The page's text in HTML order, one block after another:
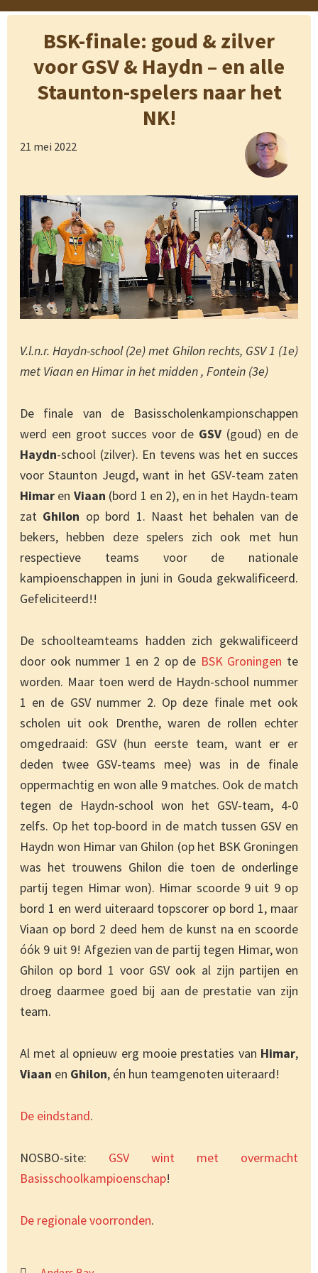
BSK-finale: goud & zilver
voor GSV & Haydn – en alle
Staunton-spelers naar het
NK!
21 mei 2022
V.l.n.r. Haydn-school (2e) met Ghilon rechts, GSV 1 (1e)
met Viaan en Himar in het midden , Fontein (3e)
De finale van de Basisscholenkampionschappen
werd een groot succes voor de GSV (goud) en de
Haydn-school (zilver). En tevens was het en succes
voor Staunton Jeugd, want in het GSV-team zaten
Himar en Viaan (bord 1 en 2), en in het Haydn-team
zat Ghilon op bord 1. Naast het behalen van de
bekers, hebben deze spelers zich ook met hun
respectieve teams voor de nationale
kampioenschappen in juni in Gouda gekwalificeerd.
Gefeliciteerd!!
De schoolteamteams hadden zich gekwalificeerd
door ook nummer 1 en 2 op de BSK Groningen te
worden. Maar toen werd de Haydn-school nummer
1 en de GSV nummer 2. Op deze finale met ook
scholen uit ook Drenthe, waren de rollen echter
omgedraaid: GSV (hun eerste team, want er er
deden twee GSV-teams mee) was in de finale
oppermachtig en won alle 9 matches. Ook de match
tegen de Haydn-school won het GSV-team, 4-0
zelfs. Op het top-boord in de match tussen GSV en
Haydn won Himar van Ghilon (op het BSK Groningen
was het trouwens Ghilon die toen de onderlinge
partij tegen Himar won). Himar scoorde 9 uit 9 op
bord 1 en werd uiteraard topscorer op bord 1, maar
Viaan op bord 2 deed hem de kunst na en scoorde
óók 9 uit 9! Afgezien van de partij tegen Himar, won
Ghilon op bord 1 voor GSV ook al zijn partijen en
droeg daarmee goed bij aan de prestatie van zijn
team.
Al met al opnieuw erg mooie prestaties van Himar,
Viaan en Ghilon, én hun teamgenoten uiteraard!
De eindstand.
NOSBO-site: GSV wint met overmacht
Basisschoolkampioenschap!
De regionale voorronden.